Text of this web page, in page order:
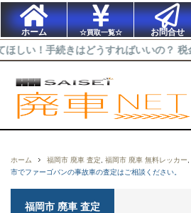
ホーム ☆買取一覧☆ お問合せ
どうすればいいの？ 税金や保
ホーム 福岡市 廃車 査定 福岡市 廃車 無料レッカー
市でファーゴバンの事故車の査定はご相談ください。
福岡市 廃車 査定